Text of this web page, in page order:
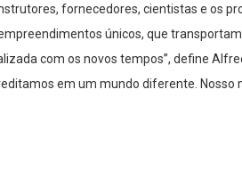
fornecedores, cientistas e os
únicos, que
com os novos tempos”, define
em um mundo diferente. Nosso